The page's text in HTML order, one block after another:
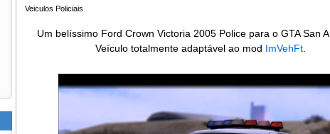
Veiculos Policiais
Um belíssimo Ford Crown Victoria 2005 Police para o GTA San
Veículo totalmente adaptável ao mod ImVehFt.